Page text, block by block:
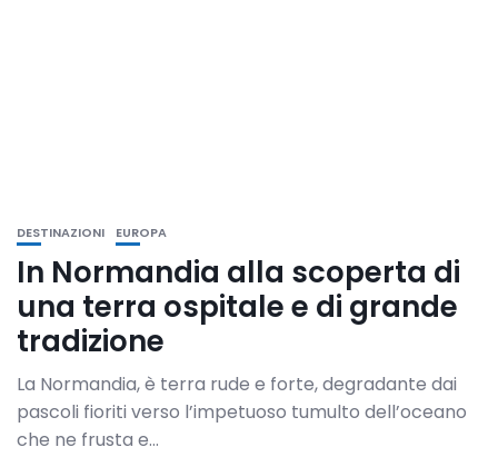
DESTINAZIONI EUROPA
In Normandia alla scoperta di
una terra ospitale e di grande
tradizione
La Normandia, è terra rude e forte, degradante dai
pascoli fioriti verso l’impetuoso tumulto dell’oceano
che ne frusta e...